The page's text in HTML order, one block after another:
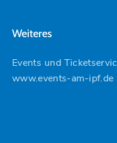
Weiteres
Events und
www.events-am-ipf.de